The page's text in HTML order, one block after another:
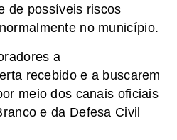
de possíveis riscos
no município.
a
recebido e a buscarem
meio dos canais oficiais
e da Defesa Civil